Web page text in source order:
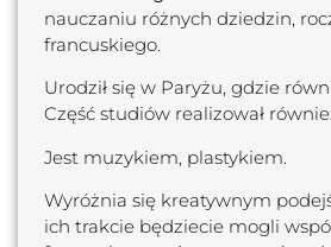
nauczaniu różnych dziedzin,
francuskiego.
Urodził się w Paryżu, gdzie
Część studiów realizował
Jest muzykiem, plastykiem.
Wyróżnia się kreatywnym
ich trakcie będziecie mogli